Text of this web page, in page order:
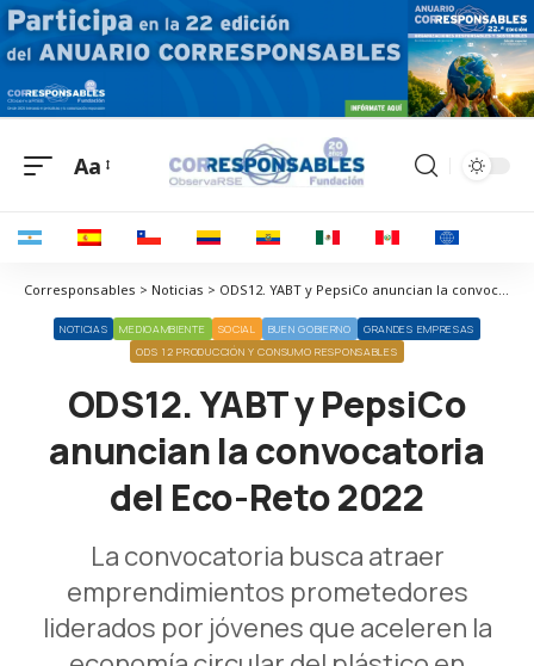
Aa
Corresponsables > Noticias > ODS12. YABT y PepsiCo anuncian la convocatoria del Eco-Reto 2022
NOTICIAS MEDIOAMBIENTE SOCIAL BUEN GOBIERNO
GRANDES EMPRESAS
ODS 12 PRODUCCIÓN Y CONSUMO RESPONSABLES
ODS12. YABT y PepsiCo
anuncian la convocatoria
del Eco-Reto 2022
La convocatoria busca atraer
emprendimientos prometedores
liderados por jóvenes que aceleren la